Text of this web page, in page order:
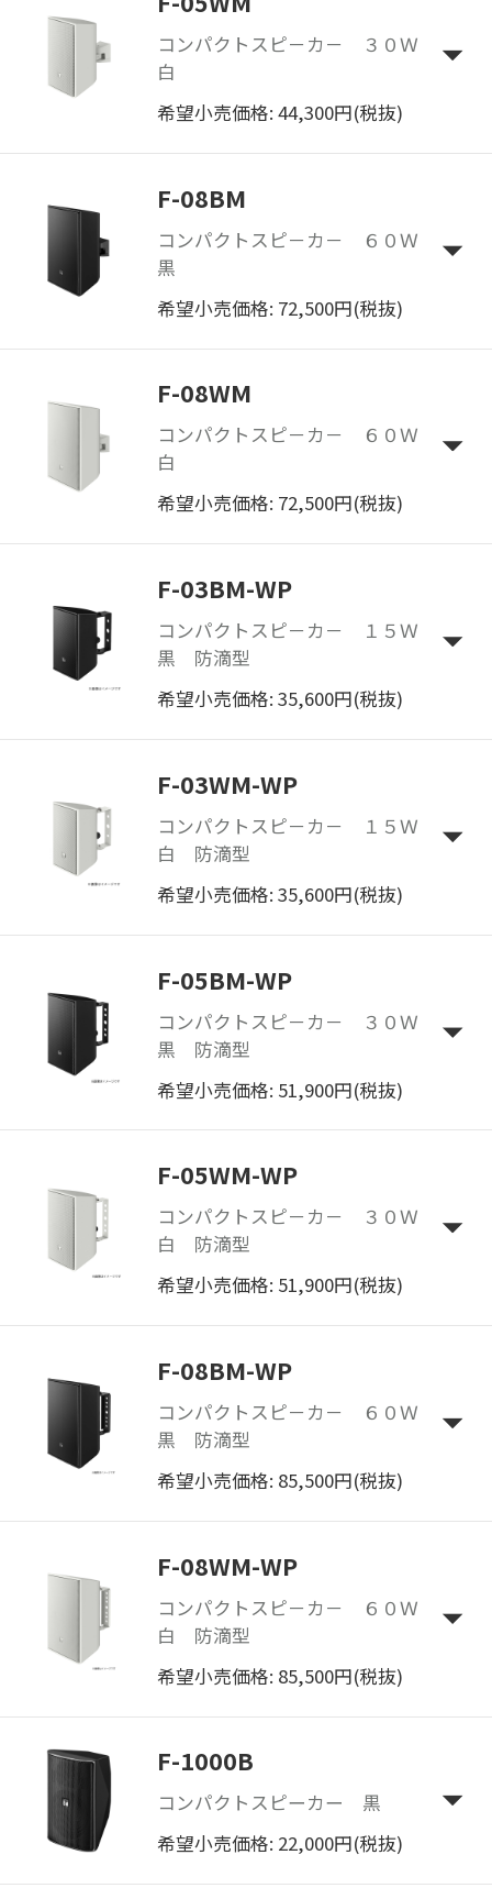
コンパクトスピ－カ－ ３０Ｗ
白
希望小売価格: 44,300円(税抜)
F-08BM
コンパクトスピ－カ－ ６０Ｗ
黒
希望小売価格: 72,500円(税抜)
F-08WM
コンパクトスピ－カ－ ６０Ｗ
白
希望小売価格: 72,500円(税抜)
F-03BM-WP
コンパクトスピ－カ－ １５Ｗ
黒 防滴型
希望小売価格: 35,600円(税抜)
F-03WM-WP
コンパクトスピ－カ－ １５Ｗ
白 防滴型
希望小売価格: 35,600円(税抜)
F-05BM-WP
コンパクトスピ－カ－ ３０Ｗ
黒 防滴型
希望小売価格: 51,900円(税抜)
F-05WM-WP
コンパクトスピ－カ－ ３０Ｗ
白 防滴型
希望小売価格: 51,900円(税抜)
F-08BM-WP
コンパクトスピ－カ－ ６０Ｗ
黒 防滴型
希望小売価格: 85,500円(税抜)
F-08WM-WP
コンパクトスピ－カ－ ６０Ｗ
白 防滴型
希望小売価格: 85,500円(税抜)
F-1000B
コンパクトスピーカー 黒
希望小売価格: 22,000円(税抜)